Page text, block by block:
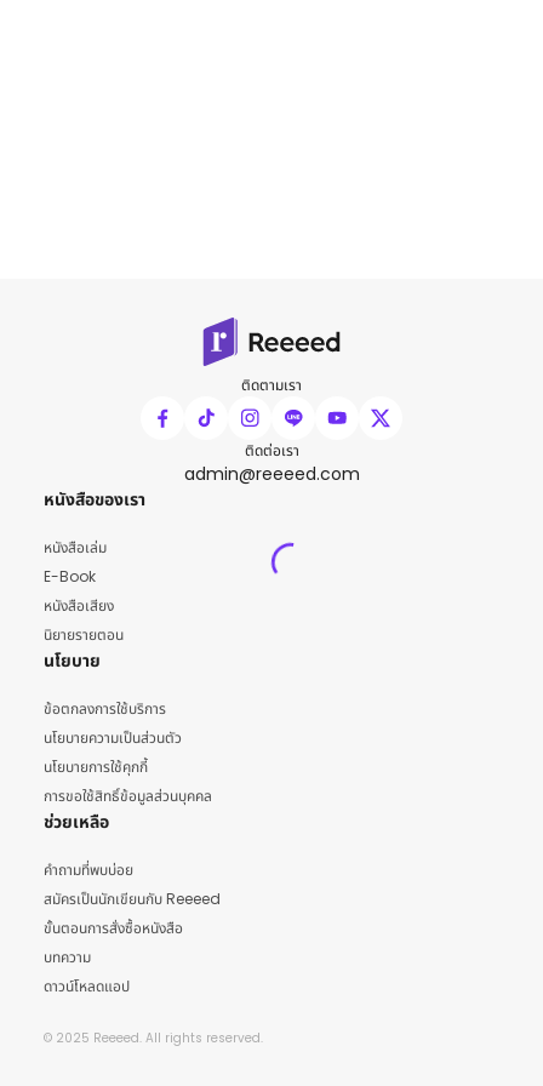
ติดตามเรา
ติดต่อเรา
admin@reeeed.com
หนังสือของเรา
หนังสือเล่ม
E-Book
หนังสือเสียง
นิยายรายตอน
นโยบาย
ข้อตกลงการใช้บริการ
นโยบายความเป็นส่วนตัว
นโยบายการใช้คุกกี้
การขอใช้สิทธิ์ข้อมูลส่วนบุคคล
ช่วยเหลือ
คำถามที่พบบ่อย
สมัครเป็นนักเขียนกับ Reeeed
ขั้นตอนการสั่งซื้อหนังสือ
บทความ
ดาวน์โหลดแอป
© 2025 Reeeed. All rights reserved.